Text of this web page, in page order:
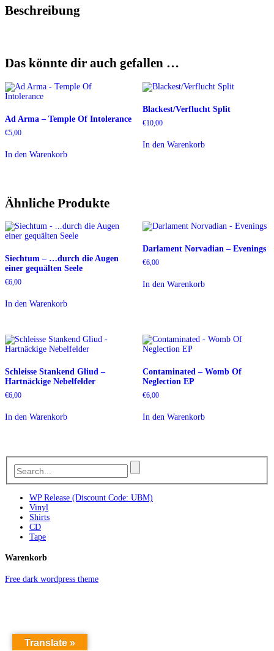
Beschreibung
Das könnte dir auch gefallen …
Ad Arma – Temple Of Intolerance
€5,00
In den Warenkorb
Blackest/Verflucht Split
€10,00
In den Warenkorb
Ähnliche Produkte
Siechtum – …durch die Augen
einer gequälten Seele
€6,00
In den Warenkorb
Darlament Norvadian – Evenings
€6,00
In den Warenkorb
Schleisse Stankend Gliud –
Hartnäckige Nebelfelder
€6,00
In den Warenkorb
Contaminated – Womb Of
Neglection EP
€6,00
In den Warenkorb
WP Release (Discount Code: UBM)
Vinyl
Shirts
CD
Tape
Warenkorb
Free dark wordpress theme
Translate »